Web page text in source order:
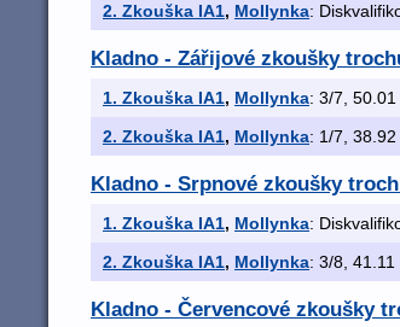
2. Zkouška IA1, Mollynka:
Kladno - Zářijové zkoušky
1. Zkouška IA1, Mollynka: 3/7,
2. Zkouška IA1, Mollynka: 1/7,
Kladno - Srpnové zkoušky
1. Zkouška IA1, Mollynka:
2. Zkouška IA1, Mollynka: 3/8,
Kladno - Červencové zkoušky